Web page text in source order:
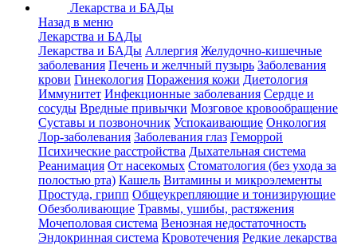
Лекарства и БАДы
Назад в меню
Лекарства и БАДы
Лекарства и БАДы Аллергия Желудочно-кишечные
заболевания Печень и желчный пузырь Заболевания
крови Гинекология Поражения кожи Диетология
Иммунитет Инфекционные заболевания Сердце и
сосуды Вредные привычки Мозговое кровообращение
Суставы и позвоночник Успокаивающие Онкология
Лор-заболевания Заболевания глаз Геморрой
Психические расстройства Дыхательная система
Реанимация От насекомых Стоматология (без ухода за
полостью рта) Кашель Витамины и микроэлементы
Простуда, грипп Общеукрепляющие и тонизирующие
Обезболивающие Травмы, ушибы, растяжения
Мочеполовая система Венозная недостаточность
Эндокринная система Кровотечения Редкие лекарства